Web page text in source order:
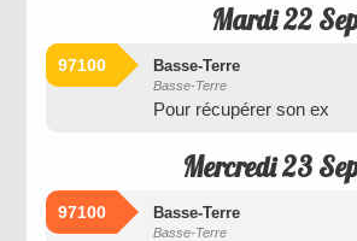
Mardi 22
97100 Basse-Terre
Basse-Terre
Pour récupérer son ex
Mercredi 23
97100 Basse-Terre
Basse-Terre